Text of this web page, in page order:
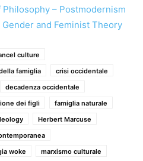
– Postmodernism
and Feminist Theory
culture
famiglia
crisi occidentale
decadenza occidentale
dei figli
famiglia naturale
Herbert Marcuse
woke
marxismo culturale